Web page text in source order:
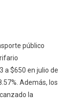
público
a $650 en julio de
Además, los
la